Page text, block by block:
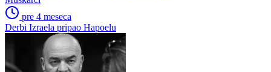
pre 4 meseca
Derbi Izraela pripao Hapoelu